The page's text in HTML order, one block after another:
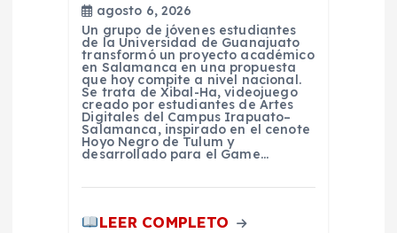
agosto 6, 2026
Un grupo de jóvenes estudiantes
de la Universidad de Guanajuato
transformó un proyecto académico
en Salamanca en una propuesta
que hoy compite a nivel nacional.
Se trata de Xibal-Ha, videojuego
creado por estudiantes de Artes
Digitales del Campus Irapuato–
Salamanca, inspirado en el cenote
Hoyo Negro de Tulum y
desarrollado para el Game…
LEER COMPLETO